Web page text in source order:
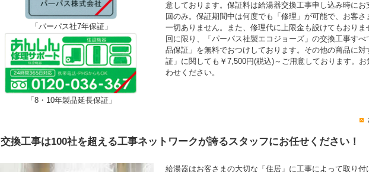
「パーパス社7年保証」
「8・10年製品延長保証」
意しております。保証料は給湯器交換工事申し込み時にお
回のみ。保証期間中は何度でも「修理」が可能で、お客さ
一切ありません。また、修理代に上限金も設けてもおりま
回に限り、「パーパス社製エコジョーズ」の交換工事すべ
品保証」を無料でおつけしております。その他の商品に対
証」に関しても￥7,500円(税込)～ご用意しております。
わせください。
交換工事は100社を超える工事ネットワークが誇るスタッフにお任せください！
給湯器はお客さまの大切な「住居」に工事によって取り付